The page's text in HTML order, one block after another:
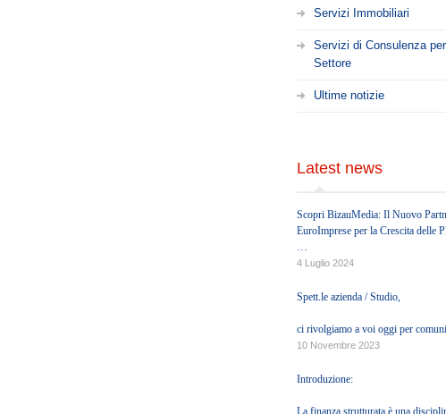
Servizi Immobiliari
Servizi di Consulenza
Settore
Ultime notizie
Latest news
Scopri BizauMedia: Il Nuovo
EuroImprese per la Crescita delle
EUROIMPRESE è entusiasta di
BizauMedia, una società di Growth
4 Luglio 2024
Spett.le azienda / Studio,
ci rivolgiamo a voi oggi per
importante novità relativa ai crediti
Bonus, Superbonus e c.d. Bonus
10 Novembre 2023
Introduzione:
La finanza strutturata è una